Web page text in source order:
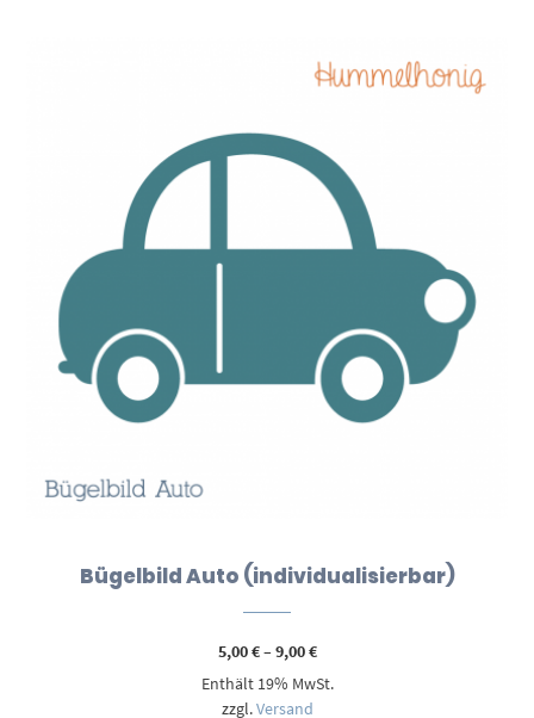
Bügelbild Auto (individualisierbar)
5,00€–9,00€Preisspanne:
bis
Enthält 19% MwSt.
zzgl.Versand